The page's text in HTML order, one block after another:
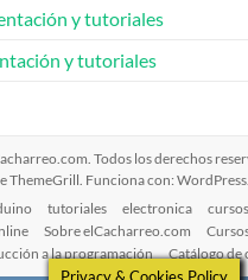
y tutoriales
y tutoriales
. Todos los derechos
ThemeGrill. Funciona con:WordPress
tutoriales electronica cursos
Sobre elCacharreo.com
a la programación
Catálogo de